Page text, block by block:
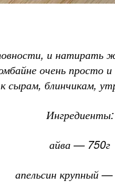
и натирать
очень
сырам, блинчикам,
Ингредиенты:
айва — 750г
апельсин крупный